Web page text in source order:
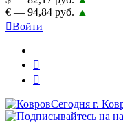
€ — 94,84 руб. ▲
Войти